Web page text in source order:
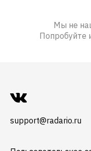
Мы не
Попробуйте
support@radario.ru